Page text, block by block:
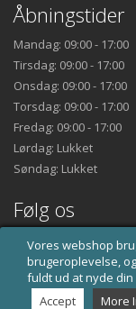
Vores webshop
brugeroplevelse,
fuldt ud at nyde
Accept
More
Åbningstider
Mandag: 09:00 - 17:00
Tirsdag: 09:00 - 17:00
Onsdag: 09:00 - 17:00
Torsdag: 09:00 - 17:00
Fredag: 09:00 - 17:00
Lørdag: Lukket
Søndag: Lukket
Følg os